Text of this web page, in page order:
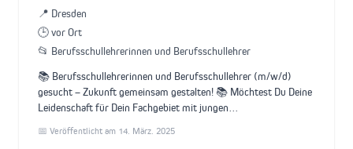
📍 Dresden
🕒 vor Ort
📂 Berufsschullehrerinnen und Berufsschullehrer
📚 Berufsschullehrerinnen und Berufsschullehrer (m/w/d)
gesucht – Zukunft gemeinsam gestalten! 📚 Möchtest Du Deine
Leidenschaft für Dein Fachgebiet mit jungen…
📅 Veröffentlicht am 14. März. 2025